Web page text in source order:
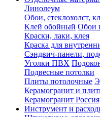
Линолеум
Обои, стеклохолст,
Клей обойный Обои
Краски, лаки, клея
Краска для
Сэндвич-панели,
Уголки ПВХ
Подвесные потолки
Плиты потолочные
Керамогранит и
Керамогранит Россия
Инструмент и